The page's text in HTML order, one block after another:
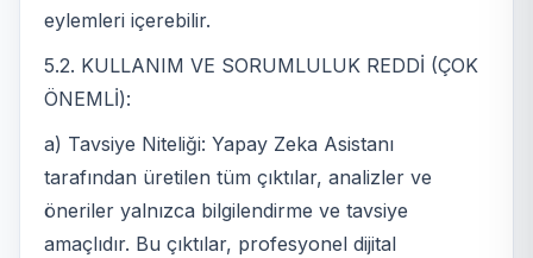
eylemleri içerebilir.
5.2. KULLANIM VE SORUMLULUK REDDİ (ÇOK
ÖNEMLİ):
a) Tavsiye Niteliği: Yapay Zeka Asistanı
tarafından üretilen tüm çıktılar, analizler ve
öneriler yalnızca bilgilendirme ve tavsiye
amaçlıdır. Bu çıktılar, profesyonel dijital